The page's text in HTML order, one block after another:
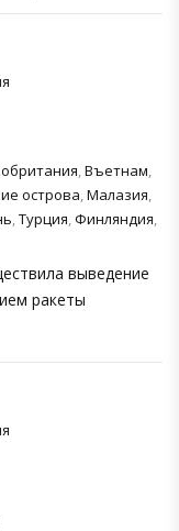
,Въетнам,
острова,Малазия,
,Турция,Финляндия,
выведение
ракеты